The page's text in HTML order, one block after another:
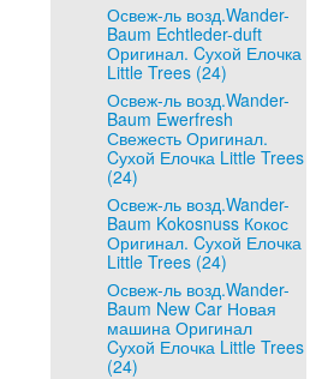
Освеж-ль возд.Wander-
Baum Echtleder-duft
Оригинал. Cухой Елочка
Little Trees (24)
Освеж-ль возд.Wander-
Baum Ewerfresh
Свежесть Оригинал.
Cухой Елочка Little Trees
(24)
Освеж-ль возд.Wander-
Baum Kokosnuss Кокос
Оригинал. Cухой Елочка
Little Trees (24)
Освеж-ль возд.Wander-
Baum New Car Новая
машина Оригинал
Cухой Елочка Little Trees
(24)